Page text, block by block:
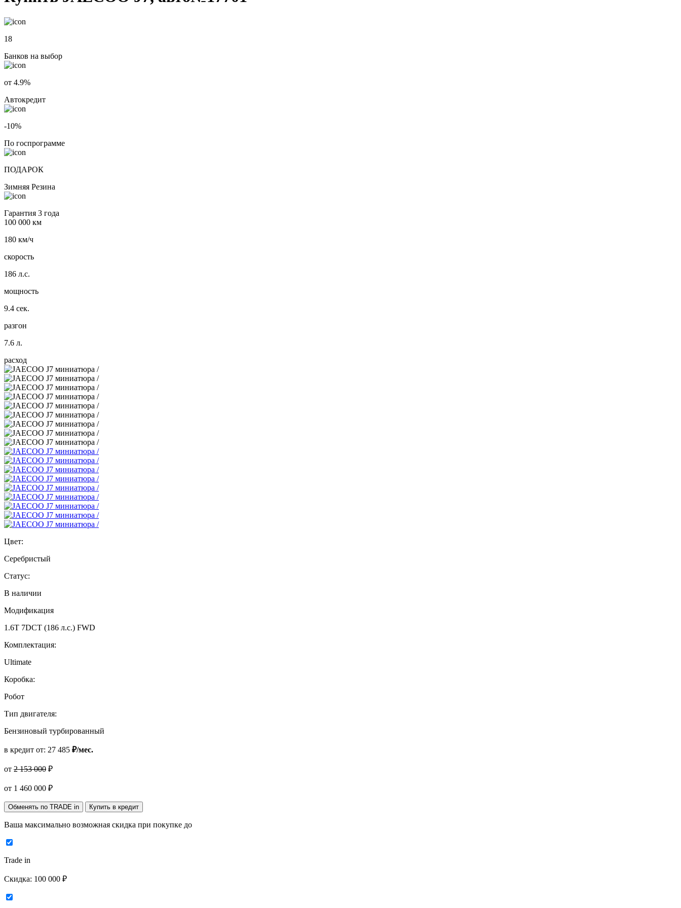
18
Банков на выбор
от 4.9%
Автокредит
-10%
По госпрограмме
ПОДАРОК
Зимняя Резина
Гарантия 3 года
100 000 км
180 км/ч
скорость
186 л.с.
мощность
9.4 сек.
разгон
7.6 л.
расход
Цвет:
Серебристый
Статус:
В наличии
Модификация
1.6T 7DCT (186 л.с.) FWD
Комплектация:
Ultimate
Коробка:
Робот
Тип двигателя:
Бензиновый турбированный
в кредит от: 27 485 ₽/мес.
от 2 153 000 ₽
от 1 460 000 ₽
Обменять по TRADE in Купить в кредит
Ваша максимально возможная скидка при покупке до
Trade in
Скидка: 100 000 ₽